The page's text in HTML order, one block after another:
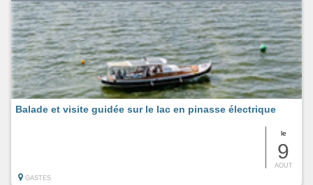
le
9
AOUT
Balade et visite guidée sur le lac en pinasse électrique
GASTES